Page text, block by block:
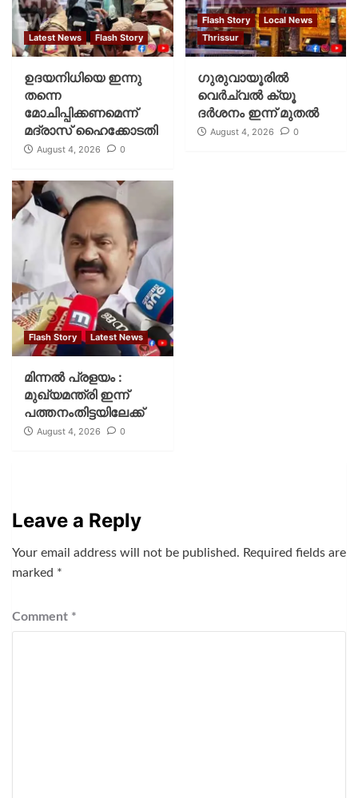
Latest News Flash Story
ഉദയനിധിയെ ഇന്നു
തന്നെ
മോചിപ്പിക്കണമെന്ന്
മദ്രാസ് ഹൈക്കോടതി
August 4, 2026 0
Flash Story
Local News
Thrissur
ഗുരുവായൂരില്‍
വെര്‍ച്വല്‍ ക്യൂ
ദര്‍ശനം ഇന്ന് മുതല്‍
August 4, 2026 0
Flash Story Latest News
മിന്നല്‍ പ്രളയം :
മുഖ്യമന്ത്രി ഇന്ന്
പത്തനംതിട്ടയിലേക്ക്
August 4, 2026 0
Leave a Reply
Your email address will not be published. Required fields are
marked *
Comment *